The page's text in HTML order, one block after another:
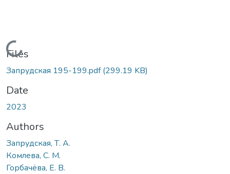
Loading...
Files
Запрудская 195-199.pdf(299.19 KB)
Date
2023
Authors
Запрудская, Т. А.
Комлева, С. М.
Горбачёва, Е. В.